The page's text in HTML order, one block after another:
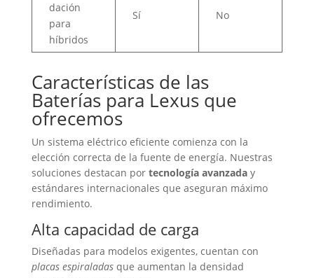
dación
para
híbridos
Sí No
Características de las
Bateríaspara Lexus que
ofrecemos
Un sistema eléctrico eficiente comienza con la
elección correcta de la fuente de energía. Nuestras
soluciones destacan por tecnología avanzaday
estándares internacionales que aseguran máximo
rendimiento.
Alta capacidad de carga
Diseñadas para modelos exigentes, cuentan con
placas espiraladasque aumentan la densidad